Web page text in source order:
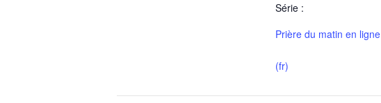
Série :
Prière du matin en ligne
(fr)